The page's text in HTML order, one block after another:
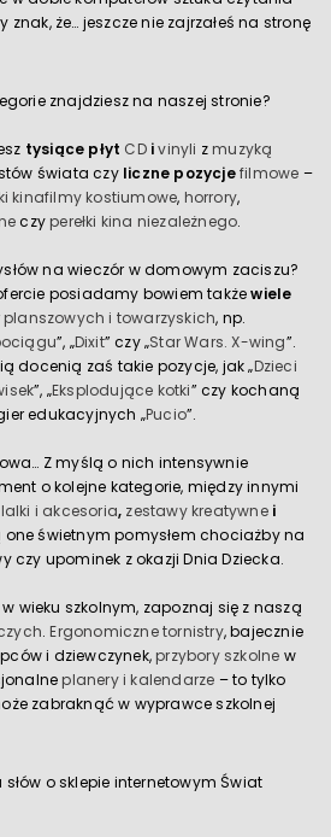
znak, że… jeszcze nie zajrzałeś na stronę
znajdziesz na naszej stronie?
tysiące płyt CDivinyli zmuzyką
świata czy liczne pozycjefilmowe –
kinafilmy kostiumowe, horrory,
czyperełki kina niezależnego.
na wieczór w domowym zaciszu?
posiadamy bowiem takżewiele
planszowych i towarzyskich, np.
”, „Dixit” czy „Star Wars. X-wing”.
docenią zaś takie pozycje, jak „Dzieci
”, „Eksplodujące kotki” czy kochaną
edukacyjnych „Pucio”.
Z myślą o nich intensywnie
o kolejne kategorie, między innymi
lalki i akcesoria, zestawy kreatywnei
one świetnym pomysłem chociażby na
czy upominek z okazji Dnia Dziecka.
wieku szkolnym, zapoznaj się z naszą
.Ergonomiczne tornistry, bajecznie
i dziewczynek,przybory szkolne w
planery i kalendarze – to tylko
zabraknąć w wyprawce szkolnej
słów o sklepie internetowym Świat